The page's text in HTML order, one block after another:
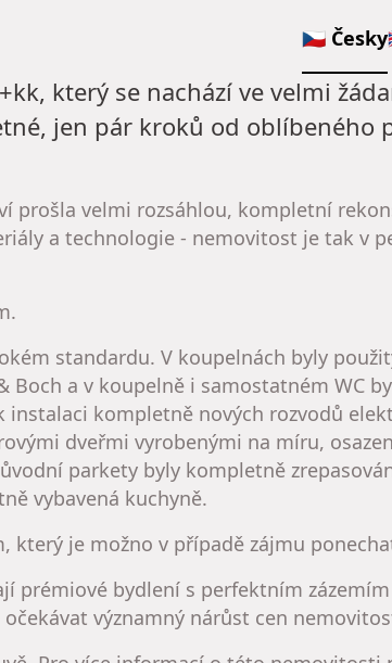
🇨🇿 Česky
který se nachází ve velmi
jen pár kroků od oblíbeného
prošla velmi rozsáhlou, kompletní
a technologie - nemovitost je tak v
standardu. V koupelnách byly
a v koupelně i samostatném WC
kompletně nových rozvodů
dveřmi vyrobenými na míru,
parkety byly kompletně
vybavená kuchyně.
který je možno v případě zájmu
prémiové bydlení s perfektním
významný nárůst cen